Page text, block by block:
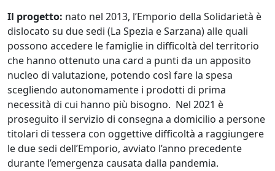
Il progetto: nato nel 2013, l’Emporio della Solidarietà è
dislocato su due sedi (La Spezia e Sarzana) alle quali
possono accedere le famiglie in difficoltà del territorio
che hanno ottenuto una card a punti da un apposito
nucleo di valutazione, potendo così fare la spesa
scegliendo autonomamente i prodotti di prima
necessità di cui hanno più bisogno. Nel 2021 è
proseguito il servizio di consegna a domicilio a persone
titolari di tessera con oggettive difficoltà a raggiungere
le due sedi dell’Emporio, avviato l’anno precedente
durante l’emergenza causata dalla pandemia.